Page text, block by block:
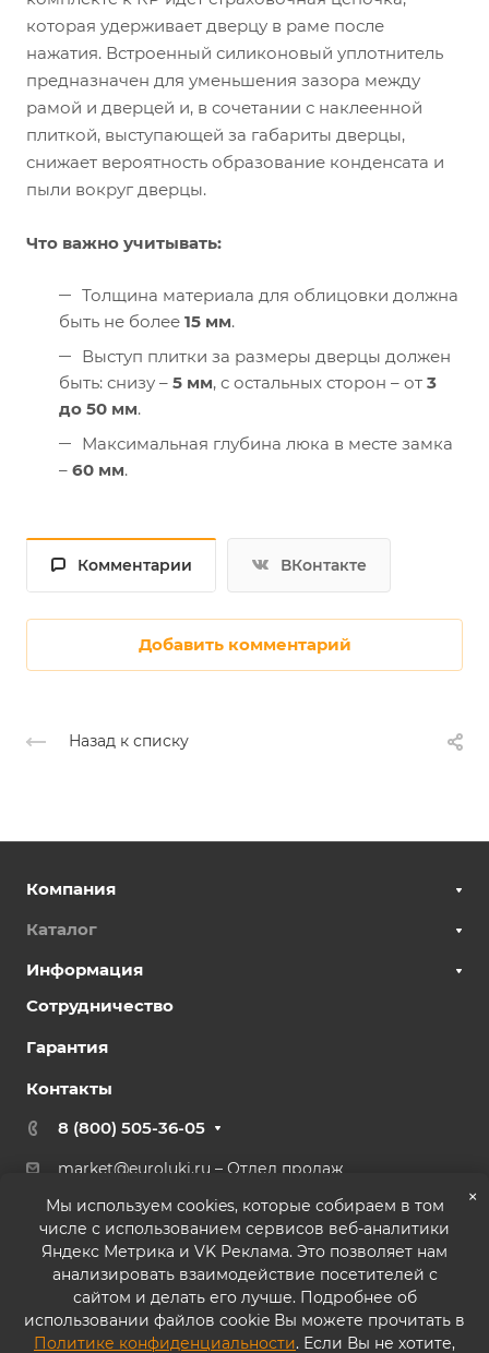
которая удерживает дверцу в раме после
нажатия. Встроенный силиконовый уплотнитель
предназначен для уменьшения зазора между
рамой и дверцей и, в сочетании с наклеенной
плиткой, выступающей за габариты дверцы,
снижает вероятность образование конденсата и
пыли вокруг дверцы.
Что важно учитывать:
Толщина материала для облицовки должна
быть не более 15 мм.
Выступ плитки за размеры дверцы должен
быть: снизу – 5 мм, с остальных сторон – от 3
до 50 мм.
Максимальная глубина люка в месте замка
– 60 мм.
Комментарии ВКонтакте
Добавить комментарий
Назад к списку
Компания
Каталог
Информация
Сотрудничество
Гарантия
Контакты
8 (800) 505-36-05
market@euroluki.ru – Отдел продаж
г. Москва, ул. Генерала Белова, 43 к2, офис 27
×
Мы используем cookies, которые собираем в том
числе с использованием сервисов веб-аналитики
Яндекс Метрика и VK Реклама. Это позволяет нам
анализировать взаимодействие посетителей с
сайтом и делать его лучше. Подробнее об
использовании файлов cookie Вы можете прочитать в
Политике конфиденциальности. Если Вы не хотите,